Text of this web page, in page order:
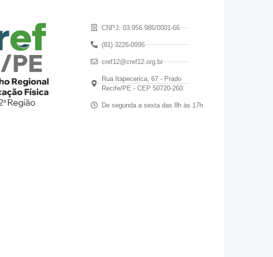
CNPJ: 03.956.986/0001-66
(81) 3226-0996
cref12@cref12.org.br
Rua Itapecerica, 67 - Prado
Recife/PE - CEP 50720-260
De segunda a sexta das 8h às 17h